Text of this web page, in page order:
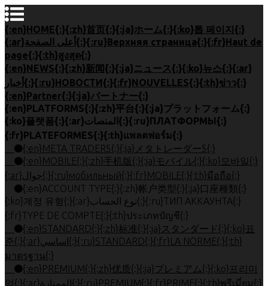
{:en}HOME{:}{:zh}首页{:}{:ja}ホーム{:}{:ko}톱 페이지{:}
{:ar}أعلى الصفحة{:}{:ru}Верхняя страница{:}{:fr}Haut de
page{:}{:th}สูงสุด{:}
{:en}NEWS{:}{:zh}新闻{:}{:ja}ニュース{:}{:ko}뉴스{:}{:ar}
أخبار{:}{:ru}НОВОСТИ{:}{:fr}NOUVELLES{:}{:th}ข่าว{:}
{:en}Partner{:}{:ja}パートナー{:}
{:en}PLATFORMS{:}{:zh}平台{:}{:ja}プラットフォーム{:}
{:ko}플랫폼{:}{:ar}المنصات{:}{:ru}ПЛАТФОРМЫ{:}
{:fr}PLATEFORMES{:}{:th}แพลตฟอร์ม{:}
{:en}META TRADER5{:}{:ja}メタトレーダー5{:}
{:en}MOBILE{:}{:zh}手机版{:}{:ja}モバイル{:}{:ko}모바일{:}
{:ar}جوال{:}{:ru}мобильный{:}{:fr}MOBILE{:}{:th}มือถือ{:}
{:en}ACCOUNT TYPE{:}{:zh}帐户类型{:}{:ja}口座種類{:}
{:ko}계정 유형{:}{:ar}نوع الحساب{:}{:ru}ТИП АККАУНТА{:}
{:fr}TYPE DE COMPTE{:}{:th}ประเภทบัญชี{:}
{:en}STANDARD{:}{:zh}标准{:}{:ja}スタンダード{:}{:ko}표
준{:}{:ar}اساسي{:}{:ru}STANDARD{:}{:fr}LA NORME{:}{:th}
มาตรฐาน{:}
{:en}PREMIUM{:}{:zh}优质{:}{:ja}プレミアム{:}{:ko}프리미
엄{:}{:ar}الممتازة{:}{:ru}PREMIUM{:}{:fr}PRIME{:}{:th}พรีเมี่ยม{:}